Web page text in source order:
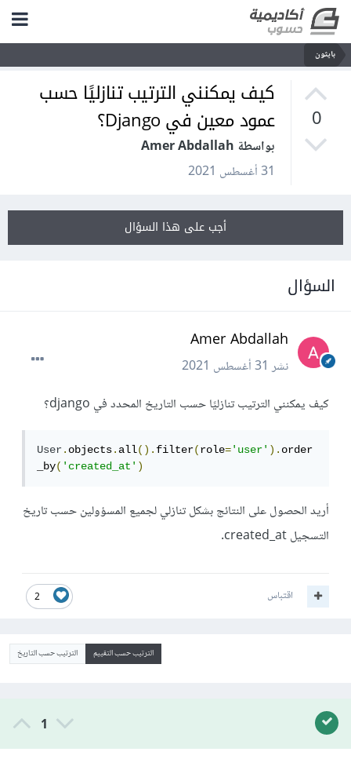
بايثون
0
كيف يمكنني الترتيب تنازليًا حسب
عمود معين في Django؟
بواسطة Amer Abdallah
31 أغسطس 2021
أجب على هذا السؤال
السؤال
Amer Abdallah
نشر31 أغسطس 2021
كيف يمكنني الترتيب تنازليًا حسب التاريخ المحدد في django؟
User.objects.all().filter(role='user').order
_by('created_at')
أريد الحصول على النتائج بشكل تنازلي لجميع المسؤولين حسب تاريخ
التسجيل created_at.
2 اقتباس
الترتيب حسب التقييم الترتيب حسب التاريخ
1